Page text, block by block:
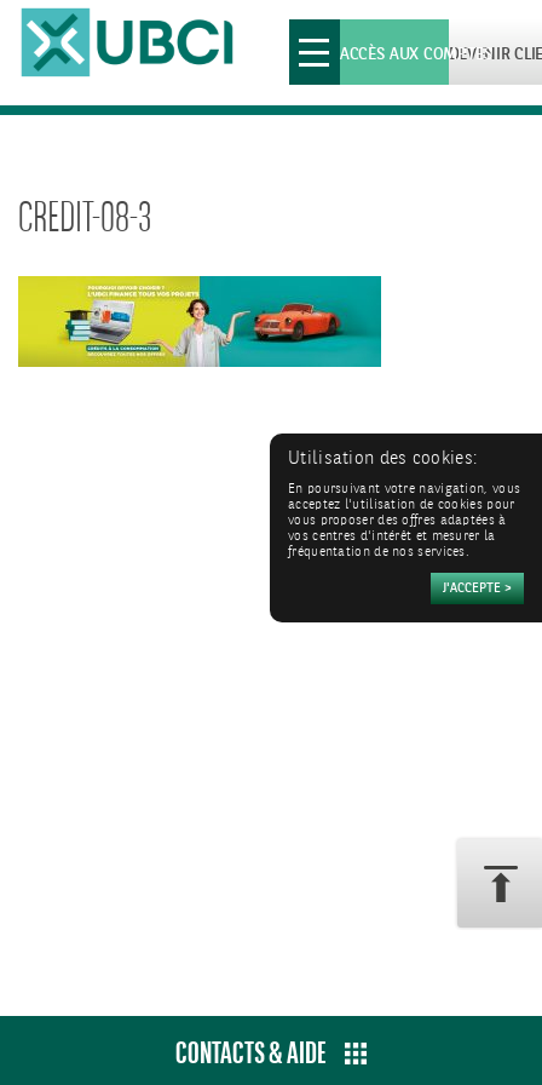
Toggle
navigationDEVENIR
ACCÈS AUX COMPTES
CREDIT-08-3
CONTACTS & AIDE
Utilisation des cookies:
En poursuivant votre navigation, vous
acceptez l'utilisation de cookies pour
vous proposer des offres adaptées à
vos centres d'intérêt et mesurer la
fréquentation de nos services.